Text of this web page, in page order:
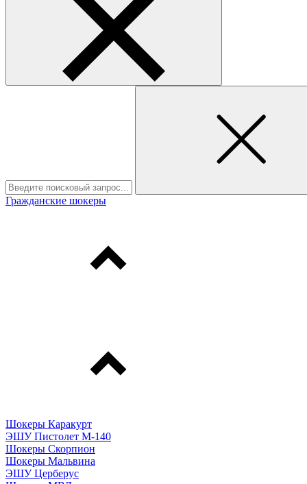
Гражданские шокеры
Шокеры Каракурт
ЭШУ Пистолет М-140
Шокеры Скорпион
Шокеры Мальвина
ЭШУ Церберус